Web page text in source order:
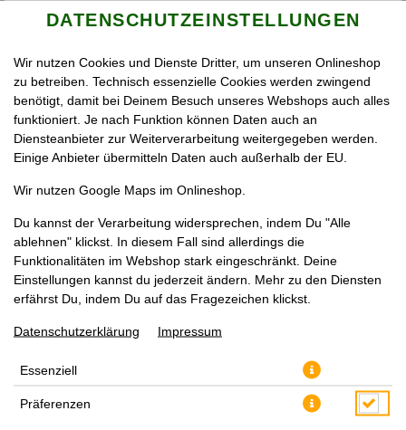
DE
SPRACHE ÄNDERN
LIEFERN LASSEN
Google Maps um den passenden Store für Dich zu finden.
VERWENDUNG VON GOOGLE MAPS
ZUSTIMMEN
DATENSCHUTZEINSTELLUNGEN
Wir nutzen Cookies und Dienste Dritter, um unseren Onlineshop
zu betreiben. Technisch essenzielle Cookies werden zwingend
benötigt, damit bei Deinem Besuch unseres Webshops auch alles
funktioniert. Je nach Funktion können Daten auch an
Diensteanbieter zur Weiterverarbeitung weitergegeben werden.
Einige Anbieter übermitteln Daten auch außerhalb der EU.
Wir nutzen Google Maps im Onlineshop.
Du kannst der Verarbeitung widersprechen, indem Du "Alle
ablehnen" klickst. In diesem Fall sind allerdings die
Funktionalitäten im Webshop stark eingeschränkt. Deine
Einstellungen kannst du jederzeit ändern. Mehr zu den Diensten
erfährst Du, indem Du auf das Fragezeichen klickst.
Datenschutzerklärung Impressum
Essenziell
Präferenzen